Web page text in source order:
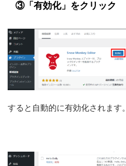
③「有効化」をクリック
すると自動的に有効化されます。